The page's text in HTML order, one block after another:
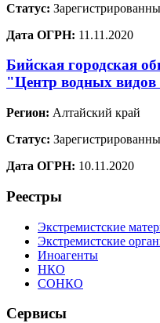
Статус:
Дата ОГРН: 11.11.2020
Бийская городская
"Центр водных видов
Регион: Алтайский край
Статус:
Дата ОГРН: 10.11.2020
Реестры
Экстремистские
Экстремистские
Иноагенты
НКО
СОНКО
Сервисы